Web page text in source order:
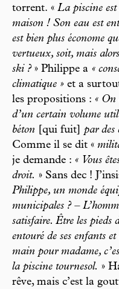
torrent. « La piscine est
maison ! Son eau est
est bien plus économe
vertueux, soit, mais
ski ?» Philippe a «
climatique » et a
les propositions : « On
d’un certain volume
béton
[qui fuit] par des
Comme il se dit «
je demande : « Vous
droit. » Sans dec !
Philippe, un monde
municipales ? –
satisfaire. Être les pieds
entouré de ses enfants
main pour madame,
la piscine tournesol. »
rêve, mais c’est la